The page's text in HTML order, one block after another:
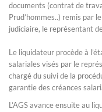
documents (contrat de
Prud’hommes..) remis par
judiciaire, le représentant
Le liquidateur procède à
salariales visés par le
chargé du suivi de la
garantie des créances
L’AGS avance ensuite au